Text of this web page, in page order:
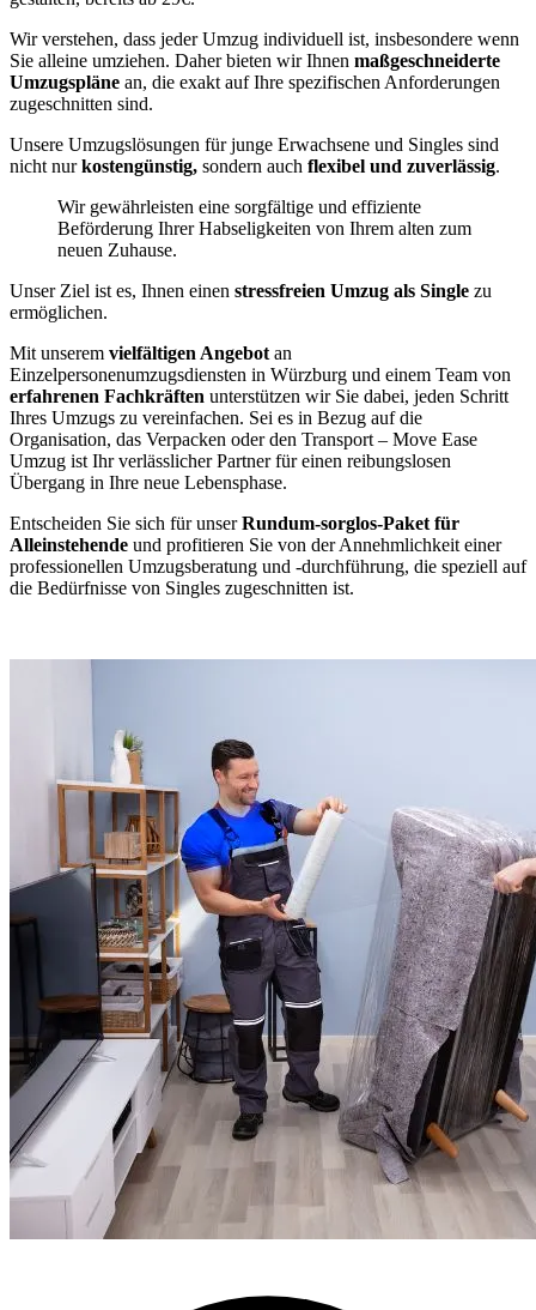
Wir verstehen, dass jeder Umzug individuell ist, insbesondere wenn
Sie alleine umziehen. Daher bieten wir Ihnen maßgeschneiderte
Umzugspläne an, die exakt auf Ihre spezifischen Anforderungen
zugeschnitten sind.
Unsere Umzugslösungen für junge Erwachsene und Singles sind
nicht nurkostengünstig, sondern auch flexibel und zuverlässig.
Wir gewährleisten eine sorgfältige und effiziente
Beförderung Ihrer Habseligkeiten von Ihrem alten zum
neuen Zuhause.
Unser Ziel ist es, Ihnen einen stressfreien Umzug als Single zu
ermöglichen.
Mit unserem vielfältigen Angebot an
Einzelpersonenumzugsdiensten in Würzburg und einem Team von
erfahrenen Fachkräften unterstützen wir Sie dabei, jeden Schritt
Ihres Umzugs zu vereinfachen. Sei es in Bezug auf die
Organisation, das Verpacken oder den Transport – Move Ease
Umzug ist Ihr verlässlicher Partner für einen reibungslosen
Übergang in Ihre neue Lebensphase.
Entscheiden Sie sich für unserRundum-sorglos-Paket für
Alleinstehende und profitieren Sie von der Annehmlichkeit einer
professionellen Umzugsberatung und -durchführung, die speziell auf
die Bedürfnisse von Singles zugeschnitten ist.